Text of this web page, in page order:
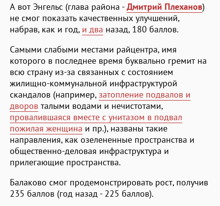
А вот Энгельс (глава района -Дмитрий Плеханов)
не смог показать качественных улучшений,
набрав, как и год, и два назад, 180 баллов.
Самыми слабыми местами райцентра, имя
которого в последнее время буквально гремит на
всю страну из-за связанных с состоянием
жилищно-коммунальной инфраструктурой
скандалов (например, затопление подвалов и
дворов талыми водами и нечистотами,
провалившаяся вместе с унитазом в подвал
пожилая женщина и пр.), названы такие
направления, как озелененные пространства и
общественно-деловая инфраструктура и
прилегающие пространства.
Балаково смог продемонстрировать рост, получив
235 баллов (год назад - 225 баллов).